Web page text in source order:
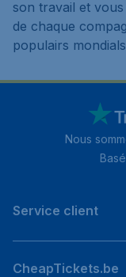
son travail et
de chaque
populairs
Nous
Service client
CheapTickets.be